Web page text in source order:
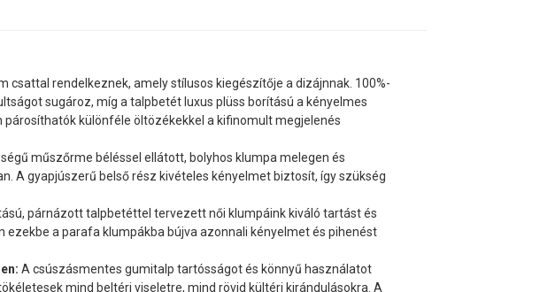
csattal rendelkeznek, amely stílusos kiegészítője a dizájnnak. 100%-
sugároz, míg a talpbetét luxus plüss borítású a kényelmes
párosíthatók különféle öltözékekkel a kifinomult megjelenés
műszőrme béléssel ellátott, bolyhos klumpa melegen és
A gyapjúszerű belső rész kivételes kényelmet biztosít, így szükség
párnázott talpbetéttel tervezett női klumpáink kiváló tartást és
ezekbe a parafa klumpákba bújva azonnali kényelmet és pihenést
A csúszásmentes gumitalp tartósságot és könnyű használatot
mind beltéri viseletre, mind rövid kültéri kirándulásokra. A